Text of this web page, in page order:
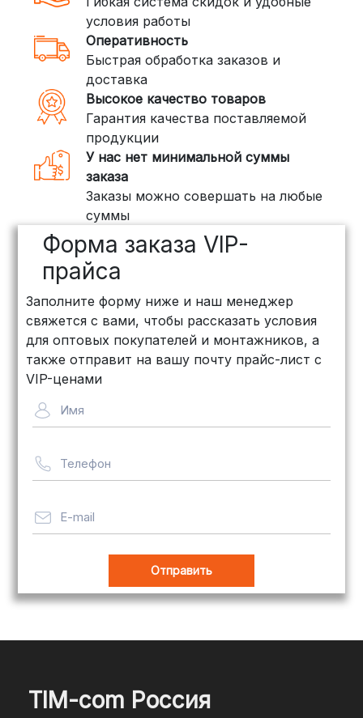
условия работы
Оперативность
Быстрая обработка заказов и
доставка
Высокое качество товаров
Гарантия качества поставляемой
продукции
У нас нет минимальной суммы
заказа
Заказы можно совершать на любые
суммы
Форма заказа VIP-
прайса
Заполните форму ниже и наш менеджер
свяжется с вами, чтобы рассказать условия
для оптовых покупателей и монтажников, а
также отправит на вашу почту прайс-лист с
VIP-ценами
Имя
Телефон
E-mail
TIM-com Россия